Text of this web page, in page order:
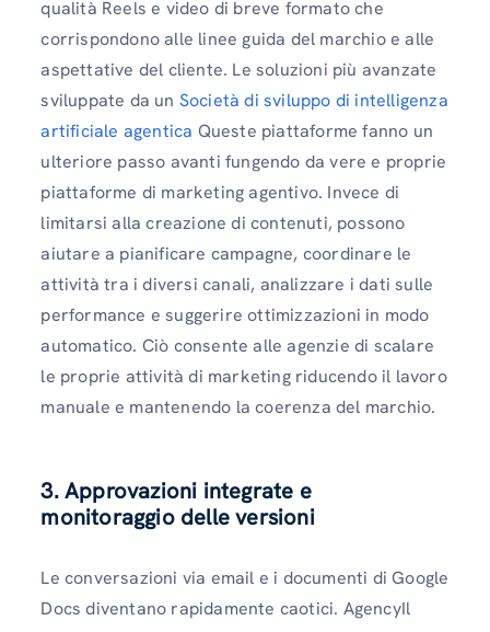
qualità Reels e video di breve formato che
corrispondono alle linee guida del marchio e alle
aspettative del cliente. Le soluzioni più avanzate
sviluppate da un Società di sviluppo di intelligenza
artificiale agentica Queste piattaforme fanno un
ulteriore passo avanti fungendo da vere e proprie
piattaforme di marketing agentivo. Invece di
limitarsi alla creazione di contenuti, possono
aiutare a pianificare campagne, coordinare le
attività tra i diversi canali, analizzare i dati sulle
performance e suggerire ottimizzazioni in modo
automatico. Ciò consente alle agenzie di scalare
le proprie attività di marketing riducendo il lavoro
manuale e mantenendo la coerenza del marchio.
3. Approvazioni integrate e
monitoraggio delle versioni
Le conversazioni via email e i documenti di Google
Docs diventano rapidamente caotici. AgencyIl